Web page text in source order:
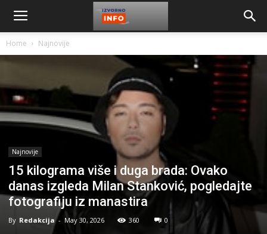
Home Najnovije
Najnovije
15 kilograma više i duga brada: Ovako
danas izgleda Milan Stanković, pogledajte
fotografiju iz manastira
By Redakcija - May 30, 2026 360 0